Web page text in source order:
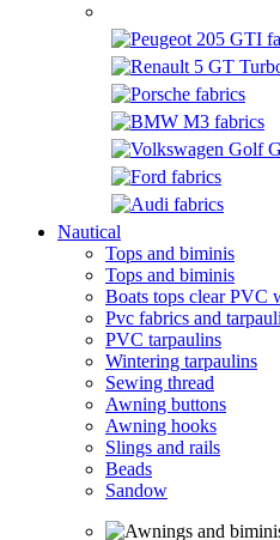
Nautical
Tops and biminis
Tops and biminis
Boats tops clear PVC
Pvc fabrics and
PVC tarpaulins
Wintering tarpaulins
Sewing thread
Awning buttons
Awning hooks
Slings and rails
Beads
Sandow